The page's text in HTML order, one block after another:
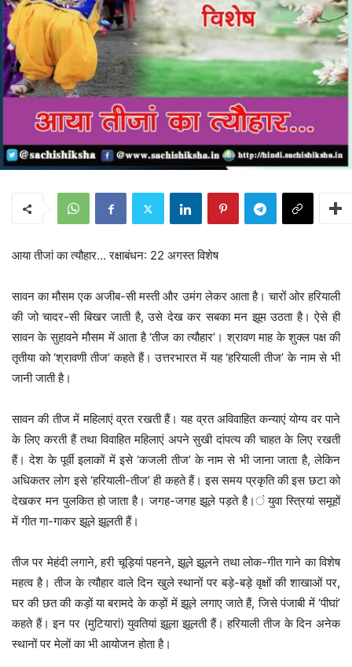
आया तीजां का त्यौहार… रक्षाबंधन: 22 अगस्त विशेष
सावन का मौसम एक अजीब-सी मस्ती और उमंग लेकर आता है। चारों ओर हरियाली
की जो चादर-सी बिखर जाती है, उसे देख कर सबका मन झूम उठता है। ऐसे ही
सावन के सुहावने मौसम में आता है ‘तीज का त्यौहार’। श्रावण माह के शुक्ल पक्ष की
तृतीया को ‘श्रावणी तीज’ कहते हैं। उत्तरभारत में यह ‘हरियाली तीज’ के नाम से भी
जानी जाती है।
सावन की तीज में महिलाएं व्रत रखती हैं। यह व्रत अविवाहित कन्याएं योग्य वर पाने
के लिए करती हैं तथा विवाहित महिलाएं अपने सुखी दांपत्य की चाहत के लिए रखती
हैं। देश के पूर्वी इलाकों में इसे ‘कजली तीज’ के नाम से भी जाना जाता है, लेकिन
अधिकतर लोग इसे ‘हरियाली-तीज’ ही कहते हैं। इस समय प्रकृति की इस छटा को
देखकर मन पुलकित हो जाता है। जगह-जगह झूले पड़ते है।ं युवा स्त्रियां समूहों
में गीत गा-गाकर झूले झूलती हैं।
तीज पर मेहंदी लगाने, हरी चूड़ियां पहनने, झूले झूलने तथा लोक-गीत गाने का विशेष
महत्व है। तीज के त्यौहार वाले दिन खुले स्थानों पर बड़े-बड़े वृक्षों की शाखाओं पर,
घर की छत की कड़ों या बरामदे के कड़ों में झूले लगाए जाते हैं, जिसे पंजाबी में ‘पीघां’
कहते हैं। इन पर (मुटियारां) युवतियां झूला झूलती हैं। हरियाली तीज के दिन अनेक
स्थानों पर मेलों का भी आयोजन होता है।